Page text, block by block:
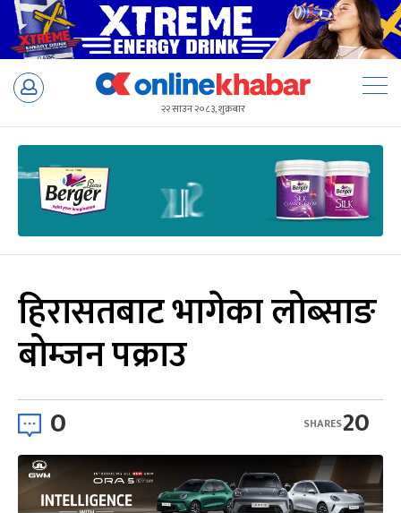
Skip
२२ साउन २०८३, शुक्रबार
हिरासतबाट भागेका लोब्साङ
बोम्जन पक्राउ
0 20
SHARES